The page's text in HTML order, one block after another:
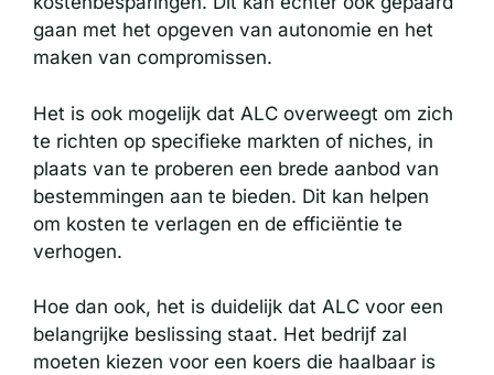
gaan met het opgeven van autonomie en het
maken van compromissen.
Het is ook mogelijk dat ALC overweegt om zich
te richten op specifieke markten of niches, in
plaats van te proberen een brede aanbod van
bestemmingen aan te bieden. Dit kan helpen
om kosten te verlagen en de efficiëntie te
verhogen.
Hoe dan ook, het is duidelijk dat ALC voor een
belangrijke beslissing staat. Het bedrijf zal
moeten kiezen voor een koers die haalbaar is